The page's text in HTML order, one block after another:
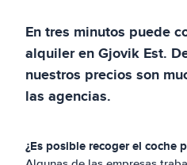
En tres minutos puede
alquiler enGjovik Est.
nuestros precios son
las agencias.
¿Es posible recoger el coche